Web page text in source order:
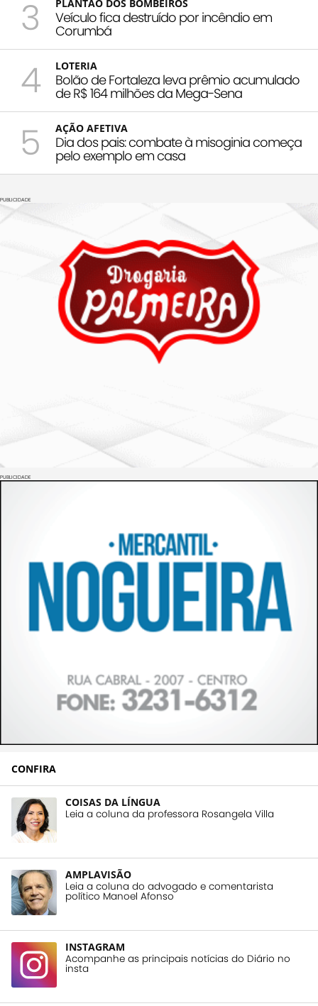
3 PLANTÃO DOS BOMBEIROS
Veículo fica destruído por incêndio em
Corumbá
4 LOTERIA
Bolão de Fortaleza leva prêmio acumulado
de R$ 164 milhões da Mega-Sena
5 AÇÃO AFETIVA
Dia dos pais: combate à misoginia começa
pelo exemplo em casa
PUBLICIDADE
PUBLICIDADE
CONFIRA
COISAS DA LÍNGUA
Leia a coluna da professora Rosangela Villa
AMPLAVISÃO
Leia a coluna do advogado e comentarista
político Manoel Afonso
INSTAGRAM
Acompanhe as principais notícias do Diário no
insta